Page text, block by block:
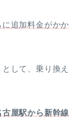
追加料金がかか
して、乗り換え
古屋駅から新幹線